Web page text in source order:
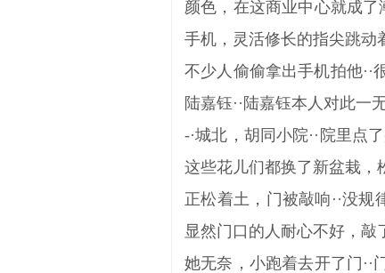
颜色，在这商业中心就成
手机，灵活修长的指尖跳动
不少人偷偷拿出手机拍他
陆嘉钰··陆嘉钰本人对此一
-·城北，胡同小院··院里点
这些花儿们都换了新盆栽，
正松着土，门被敲响··没
显然门口的人耐心不好，敲
她无奈，小跑着去开了门